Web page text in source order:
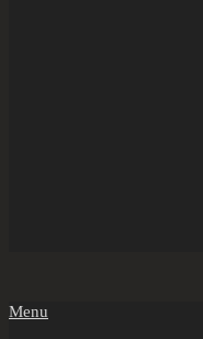
Secondary
Menu